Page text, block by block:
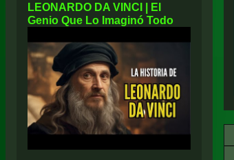
LEONARDO DA VINCI | El
Genio Que Lo Imaginó Todo